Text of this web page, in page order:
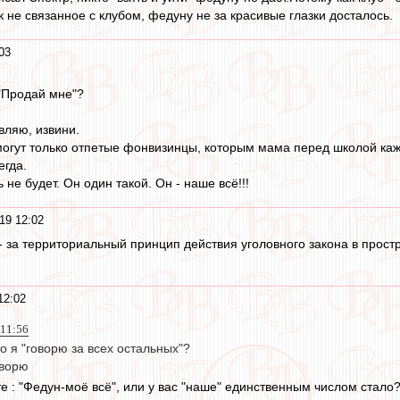
связанное с клубом, федуну не за красивые глазки досталось.
мне"?
извини.
только отпетые фонвизинцы, которым мама перед школой
не будет. Он один такой. Он - наше всё!!!
12:02
за территориальный принцип действия уголовного закона в
я "говорю за всех остальных"?
: "Федун-моё всё", или у вас "наше" единственным числом стало?